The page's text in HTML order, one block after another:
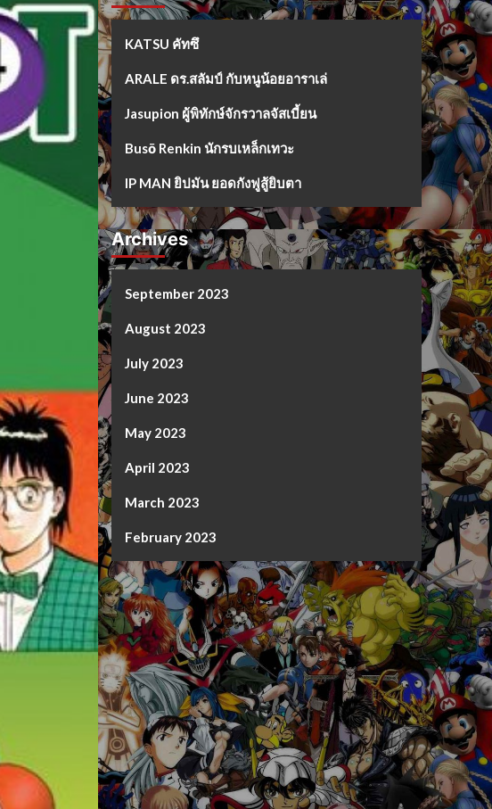
KATSU คัทซึ
ARALE ดร.สลัมป์ กับหนูน้อยอาราเล่
Jasupion ผู้พิทักษ์จักรวาลจัสเบี้ยน
Busō Renkin นักรบเหล็กเทวะ
IP MAN ยิปมัน ยอดกังฟูสู้ยิบตา
Archives
September 2023
August 2023
July 2023
June 2023
May 2023
April 2023
March 2023
February 2023